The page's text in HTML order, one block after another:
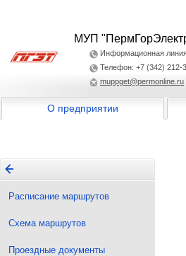
МУП
Информационная
Телефон: +7 (342) 212-
muppget@permonline.ru
О предприятии
Расписание маршрутов
Схема маршрутов
Проездные документы